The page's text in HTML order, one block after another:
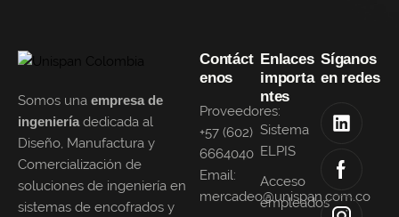
Somos una empresa de
ingenieríadedicada al
Diseño, Manufactura y
Comercialización de
soluciones de ingeniería en
sistemas de encofrados y
Contáct
enos
Proveedores:
+57 (602)
6664040
Email:
mercadeo@unispan.com.co
Enlaces
importa
ntes
Sistema
ELPIS
Acceso
empleados
Síganos
en redes